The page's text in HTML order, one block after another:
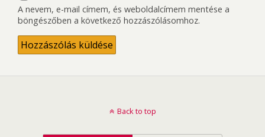
A nevem, e-mail címem, és weboldalcímem mentése a
böngészőben a következő hozzászólásomhoz.
Back to top